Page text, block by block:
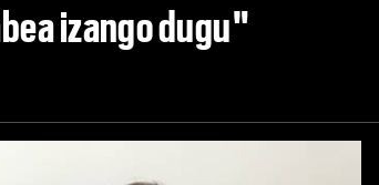
izango dugu"